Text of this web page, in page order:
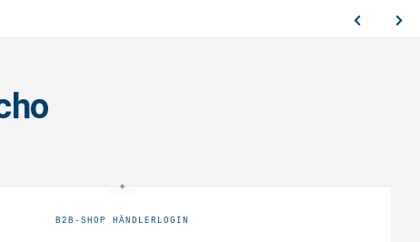
B2B-SHOP HÄNDLERLOGIN